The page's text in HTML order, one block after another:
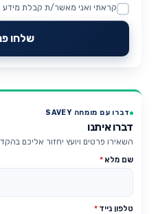
Website
קראתי ואני מאשר/ת קבלת מידע
שלחו
דברו עם מומחה SAVEY
דברו איתנו
השאירו פרטים ויועץ יחזור אליכם
שם מלא*
טלפון נייד *